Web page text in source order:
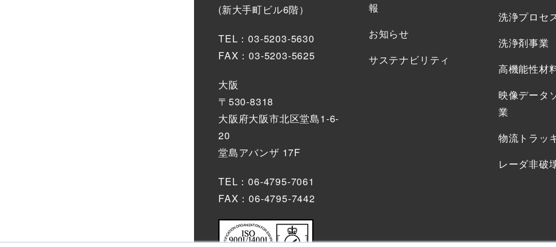
(新大手町ビル6階）
TEL：03-5203-5630
FAX：03-5203-5625
大阪
〒530-8318
大阪府大阪市北区堂島1-6-
20
堂島アバンザ 17F
TEL：06-4795-7061
FAX：06-4795-7442
報
お知らせ
サステナビリティ
洗浄プロセ
洗浄剤事業
高機能性材
映像データ
業
物流トラッ
レーダ非破